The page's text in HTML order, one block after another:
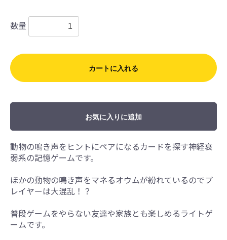
数量
カートに入れる
お気に入りに追加
動物の鳴き声をヒントにペアになるカードを探す神経衰
弱系の記憶ゲームです。
ほかの動物の鳴き声をマネるオウムが紛れているのでプ
レイヤーは大混乱！？
普段ゲームをやらない友達や家族とも楽しめるライトゲ
ームです。